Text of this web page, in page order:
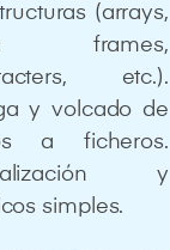
(arrays,
frames,
etc.).
y volcado de
a ficheros.
y
simples.